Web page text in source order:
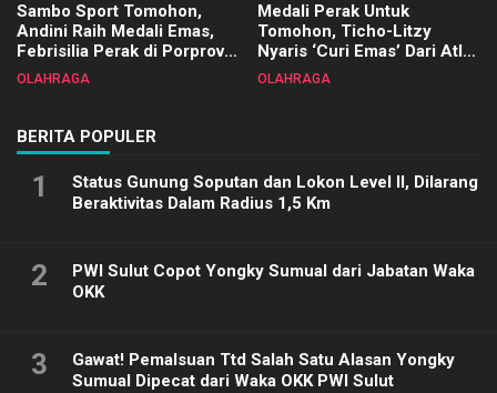
Sambo Sport Tomohon,
Andini Raih Medali Emas,
Febrisilia Perak di Porprov
Sulut 2025
OLAHRAGA
Medali Perak Untuk
Tomohon, Ticho-Litzy
Nyaris ‘Curi Emas’ Dari Atlet
Biliar PON di Porprov Sulut
OLAHRAGA
BERITA POPULER
1
Status Gunung Soputan dan Lokon Level II, Dilarang
Beraktivitas Dalam Radius 1,5 Km
2
PWI Sulut Copot Yongky Sumual dari Jabatan Waka
OKK
3
Gawat! Pemalsuan Ttd Salah Satu Alasan Yongky
Sumual Dipecat dari Waka OKK PWI Sulut